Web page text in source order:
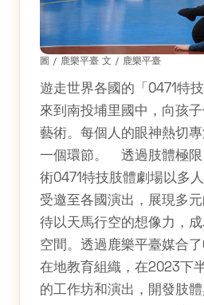
圖 / 鹿樂平臺 文 / 鹿樂平臺
遊走世界各國的「0471特
來到南投埔里國中，向孩
藝術。每個人的眼神熱切
一個環節。 透過肢體極限
術0471特技肢體劇場以多
受邀至各國演出，展現多
待以天馬行空的想像力，
空間。透過鹿樂平臺媒合
在地教育組織，在2023下
的工作坊和演出，開發肢